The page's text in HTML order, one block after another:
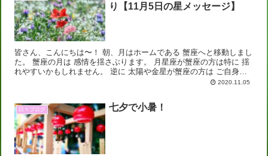
り【11月5日の星メッセージ】
皆さん、こんにちは〜！ 朝、月はホームである 蟹座へと移動しまし
た。 蟹座の月は 感情を揺さぶります。 月星座が蟹座の方は特に 揺
れやすいかもしれません。 逆に 太陽や金星が蟹座の方は ご自身の
2020.11.05
日々ブログ 七夕で小暑！